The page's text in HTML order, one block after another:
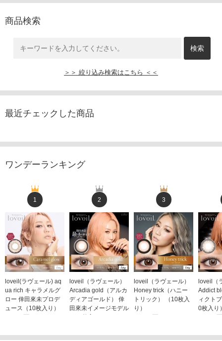
商品検索
＞＞ 絞り込み検索はこちら ＜＜
最近チェックした商品
ワンデーランキング
1
loveil(ラヴェール) aq
ua rich キャラメルグ
ロー 倖田來未プロデ
ュース（10枚入り）
2
loveil（ラヴェール）
Arcadia gold（アルカ
ディアゴールド） 倖
田來未イメージモデル
3
loveil（ラヴェール）
Honey trick（ハニー
トリック） （10枚入
り）
loveil（
Addict
ィクト
0枚入り